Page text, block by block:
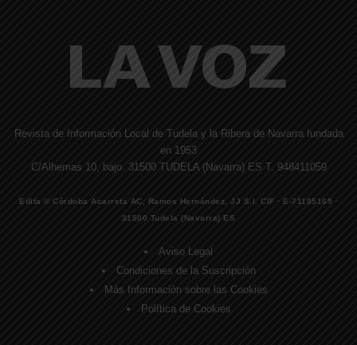
Revista de Información Local de Tudela y la Ribera de Navarra fundada
en 1953
C/Alhemas 10, bajo. 31500 TUDELA (Navarra) ES T. 948411059
Edita © Córdoba Acarreta AC, Ramos Hernández, JJ S.I. CIF · E-71185169 ·
31500 Tudela (Navarra) ES
Aviso Legal
Condiciones de la Suscripción
Más Información sobre las Cookies
Política de Cookies